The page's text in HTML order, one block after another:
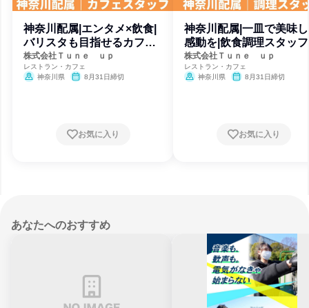
神奈川配属|エンタメ×飲食|
バリスタも目指せるカフェ
スタッフ
株式会社Ｔｕｎｅ ｕｐ
レストラン・カフェ
神奈川県
8月31日締切
お気に入り
神奈川配属|一皿で美味
感動を|飲食調理スタッフ
株式会社Ｔｕｎｅ ｕｐ
レストラン・カフェ
神奈川県
8月31日締切
お気に入り
あなたへのおすすめ